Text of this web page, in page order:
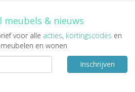
meubels & nieuws
voor alle acties, kortingscodes en
en wonen
Inschrijven